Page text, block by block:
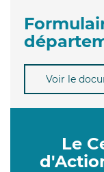
Voir le
Le